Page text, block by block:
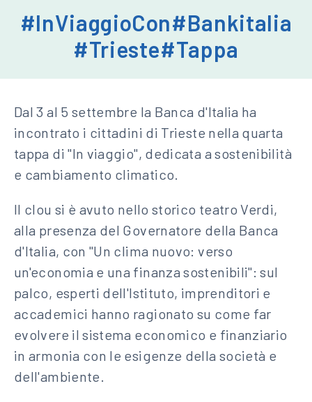
Dal 3 al 5 settembre la Banca d'Italia ha
incontrato i cittadini di Trieste nella quarta
tappa di "In viaggio", dedicata a sostenibilità
e cambiamento climatico.
Il clou si è avuto nello storico teatro Verdi,
alla presenza del Governatore della Banca
d'Italia, con "Un clima nuovo: verso
un'economia e una finanza sostenibili": sul
palco, esperti dell'Istituto, imprenditori e
accademici hanno ragionato su come far
evolvere il sistema economico e finanziario
in armonia con le esigenze della società e
dell'ambiente.
Banca
d'Italia
#InViaggioCon#Bankitalia
#Trieste#Tappa